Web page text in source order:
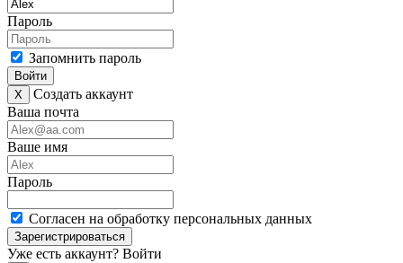
Пароль
Запомнить пароль
Войти
X
Создать аккаунт
Ваша почта
Ваше имя
Пароль
Согласен на обработку персональных данных
Зарегистрироваться
Уже есть аккаунт? Войти